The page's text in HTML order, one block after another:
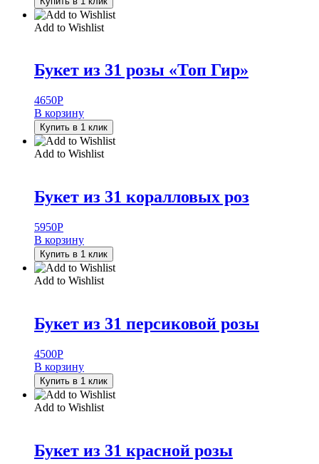
Add to Wishlist
Букет из 31 розы «Топ Гир»
4650Р
В корзину
Купить в 1 клик
Add to Wishlist
Букет из 31 коралловых роз
5950Р
В корзину
Купить в 1 клик
Add to Wishlist
Букет из 31 персиковой розы
4500Р
В корзину
Купить в 1 клик
Add to Wishlist
Букет из 31 красной розы